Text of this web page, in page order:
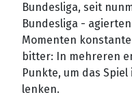
Bundesliga, seit
Bundesliga -
Momenten
bitter: In mehreren
Punkte, um das
lenken.